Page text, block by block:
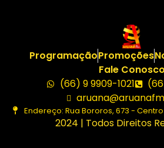
ProgramaçãoPromoções
Fale Conosco
(66) 9 9909-1021
Endereço: Rua Bororos, 673 -
2024 | Todos Direitos